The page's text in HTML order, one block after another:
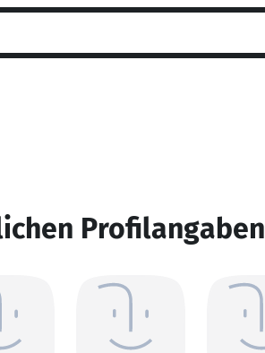
Profilangaben